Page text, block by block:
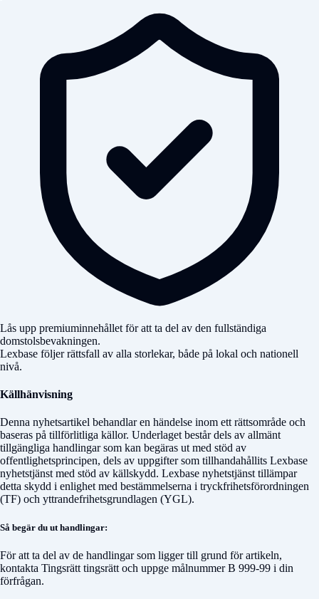
Lås upp premiuminnehållet för att ta del av den fullständiga
domstolsbevakningen.
Lexbase följer rättsfall av alla storlekar, både på lokal och nationell
nivå.
Källhänvisning
Denna nyhetsartikel behandlar en händelse inom ett rättsområde och
baseras på tillförlitliga källor. Underlaget består dels av allmänt
tillgängliga handlingar som kan begäras ut med stöd av
offentlighetsprincipen, dels av uppgifter som tillhandahållits Lexbase
nyhetstjänst med stöd av källskydd. Lexbase nyhetstjänst tillämpar
detta skydd i enlighet med bestämmelserna i tryckfrihetsförordningen
(TF) och yttrandefrihetsgrundlagen (YGL).
Så begär du ut handlingar:
För att ta del av de handlingar som ligger till grund för artikeln,
kontakta Tingsrätt tingsrätt och uppge målnummerB 999-99 i din
förfrågan.